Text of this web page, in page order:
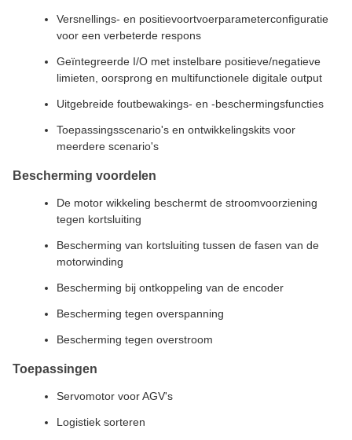
Versnellings- en positievoortvoerparameterconfiguratie
voor een verbeterde respons
Geïntegreerde I/O met instelbare positieve/negatieve
limieten, oorsprong en multifunctionele digitale output
Uitgebreide foutbewakings- en -beschermingsfuncties
Toepassingsscenario's en ontwikkelingskits voor
meerdere scenario's
Bescherming voordelen
De motor wikkeling beschermt de stroomvoorziening
tegen kortsluiting
Bescherming van kortsluiting tussen de fasen van de
motorwinding
Bescherming bij ontkoppeling van de encoder
Bescherming tegen overspanning
Bescherming tegen overstroom
Toepassingen
Servomotor voor AGV's
Logistiek sorteren